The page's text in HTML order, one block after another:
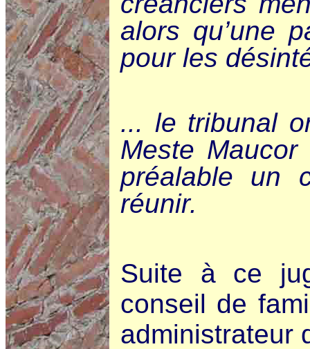
alors qu’une
pour les
... le tribunal
Meste
préalable un
réunir.
Suite à ce
conseil de
administrateur